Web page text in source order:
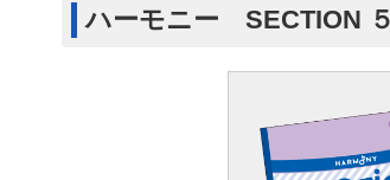
ハーモニー SECTION